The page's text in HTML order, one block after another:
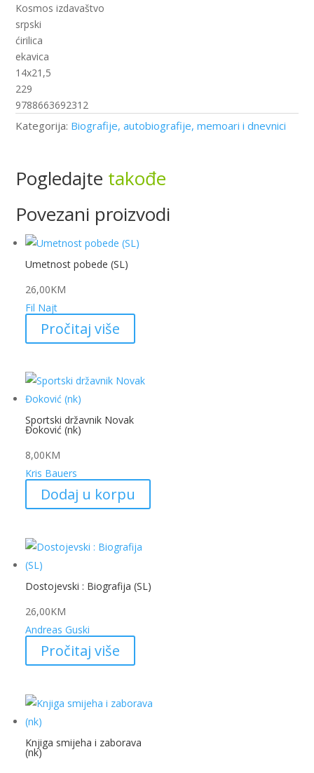
Kosmos izdavaštvo
srpski
ćirilica
ekavica
14x21,5
229
9788663692312
Kategorija: Biografije, autobiografije, memoari i dnevnici
Pogledajte takođe
Povezani proizvodi
Umetnost pobede (SL)
26,00KM
Fil Najt
Pročitaj više
Sportski državnik Novak
Đoković (nk)
8,00KM
Kris Bauers
Dodaj u korpu
Dostojevski : Biografija (SL)
26,00KM
Andreas Guski
Pročitaj više
Knjiga smijeha i zaborava
(nk)